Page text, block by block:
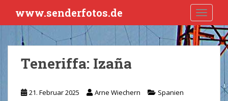
i
www.senderfotos.de
Teneriffa: Izaña
21. Februar 2025 Arne Wiechern Spanien